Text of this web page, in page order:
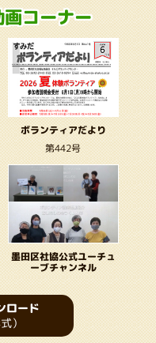
コーナー
ボランティアだより
第442号
墨田区社協公式ユーチュ
ーブチャンネル
ロード
）